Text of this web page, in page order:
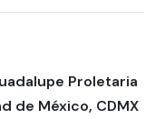
Proletaria
de México, CDMX